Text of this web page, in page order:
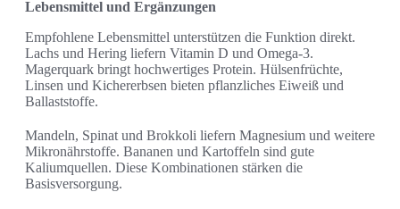
Lebensmittel und Ergänzungen
Empfohlene Lebensmittel unterstützen die Funktion direkt.
Lachs und Hering liefern Vitamin D und Omega-3.
Magerquark bringt hochwertiges Protein. Hülsenfrüchte,
Linsen und Kichererbsen bieten pflanzliches Eiweiß und
Ballaststoffe.
Mandeln, Spinat und Brokkoli liefern Magnesium und weitere
Mikronährstoffe. Bananen und Kartoffeln sind gute
Kaliumquellen. Diese Kombinationen stärken die
Basisversorgung.